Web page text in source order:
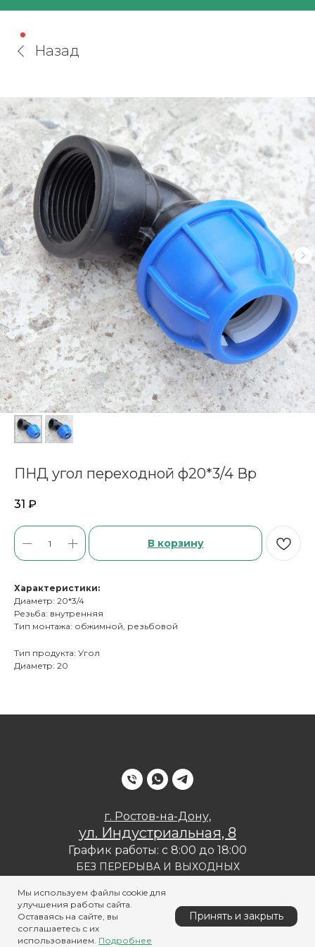
Назад
ПНД угол переходной ф20*3/4 Вр
31 ₽
В корзину
Характеристики:
Диаметр: 20*3/4
Резьба: внутренняя
Тип монтажа: обжимной, резьбовой
Тип продукта: Угол
Диаметр: 20
г. Ростов-на-Дону,
ул. Индустриальная, 8
График работы: с 8:00 до 18:00
БЕЗ ПЕРЕРЫВА И ВЫХОДНЫХ
Мы используем файлы cookie для
улучшения работы сайта.
Оставаясь на сайте, вы
соглашаетесь с их
использованием. Подробнее
Принять и закрыть